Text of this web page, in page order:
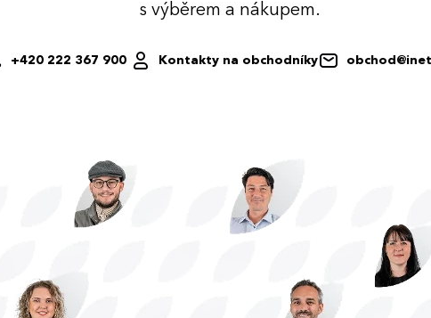
s výběrem a nákupem.
+420 222 367 900 Kontakty na obchodníky